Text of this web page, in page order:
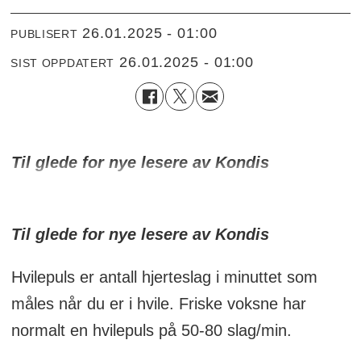
PUBLISERT 26.01.2025 - 01:00
SIST OPPDATERT 26.01.2025 - 01:00
Til glede for nye lesere av Kondis
Til glede for nye lesere av Kondis
Hvilepuls er antall hjerteslag i minuttet som
måles når du er i hvile. Friske voksne har
normalt en hvilepuls på 50-80 slag/min.